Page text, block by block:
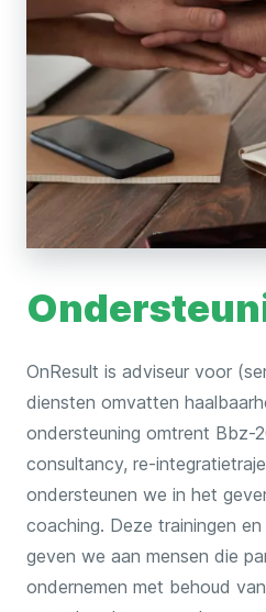
k
e
OnResult is adviseur voor
diensten omvatten
ondersteuning omtrent Bbz-
consultancy, re-
ondersteunen we in het
coaching. Deze trainingen
geven we aan mensen die
ondernemen met behoud